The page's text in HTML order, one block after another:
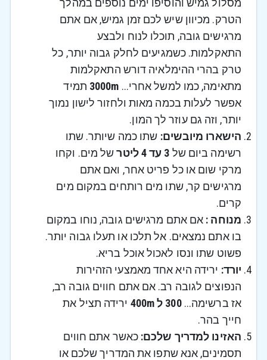
מסלול גמיש והוסיפו ימים נוספים במהלך
הטרק. מכיוון שיש לכם זמן גמיש, אם אתם
מרגישים גובה, תוכלו לנוח ולבצע
התאקלמות. כשמגיעים לחלק גבוה יותר, כל
טרק בהרי ההימלאיה דורש התאקלמות
מתאימה, כמו למשל אחרי...
תמיד
אפשר לעלות בכמה מאות ולחזור לישון נמוך
יותר, וזה גם עוזר לך המון.
הישארו מיובשים: שתו כמה שיותר. שתו
רשימה ביום של 3 עד 4 ליטר
של מים. וקחו
מרקי שום או כל פריט אחר, ואם אתם
מרגישים קר, שתו מים רותחים במקום מים
קרים.
מנוחה : אם אתם מרגישים גובה, נוחו במקום
בו אתם נמצאים. אל תלכו או תעלו גבוה יותר.
פשוט שתו ונסו לאכול אוכל בריא.
יורד: ירידה היא אחד מאמצעי הזהירות
הנפוצים לגובה רב. אם אתם חווים גובה רב,
אז ברשימה...300 ל 400m
ירידה תציל את
חייך בהר.
האזינו למדריך שלכם: כאשר אתם חווים
תסמינים, אנא שתפו את המדריך שלכם או